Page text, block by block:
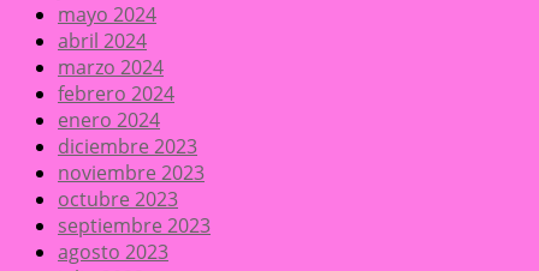
mayo 2024
abril 2024
marzo 2024
febrero 2024
enero 2024
diciembre 2023
noviembre 2023
octubre 2023
septiembre 2023
agosto 2023